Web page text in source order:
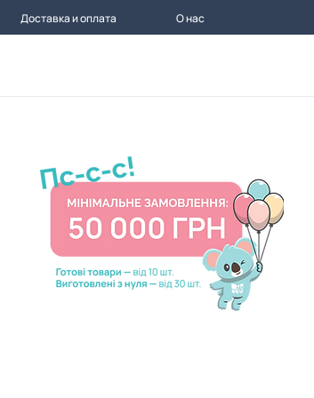
Доставка и оплата О нас